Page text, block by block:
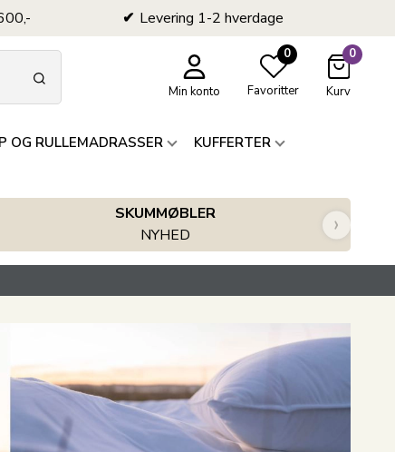
Levering 1-2 hverdage
Min konto
0
Favoritter
0
Kurv
OG RULLEMADRASSER
KUFFERTER
SKUMMØBLER
NYHED
›